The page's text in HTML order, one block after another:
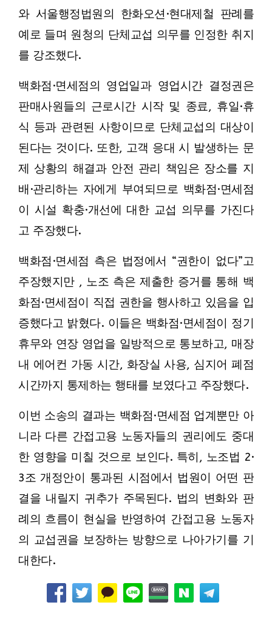
와 서울행정법원의 한화오션·현대제철 판례를
예로 들며 원청의 단체교섭 의무를 인정한 취지
를 강조했다.
백화점·면세점의 영업일과 영업시간 결정권은
판매사원들의 근로시간 시작 및 종료, 휴일·휴
식 등과 관련된 사항이므로 단체교섭의 대상이
된다는 것이다. 또한, 고객 응대 시 발생하는 문
제 상황의 해결과 안전 관리 책임은 장소를 지
배·관리하는 자에게 부여되므로 백화점·면세점
이 시설 확충·개선에 대한 교섭 의무를 가진다
고 주장했다.
백화점·면세점 측은 법정에서 “권한이 없다”고
주장했지만 , 노조 측은 제출한 증거를 통해 백
화점·면세점이 직접 권한을 행사하고 있음을 입
증했다고 밝혔다. 이들은 백화점·면세점이 정기
휴무와 연장 영업을 일방적으로 통보하고, 매장
내 에어컨 가동 시간, 화장실 사용, 심지어 폐점
시간까지 통제하는 행태를 보였다고 주장했다.
이번 소송의 결과는 백화점·면세점 업계뿐만 아
니라 다른 간접고용 노동자들의 권리에도 중대
한 영향을 미칠 것으로 보인다. 특히, 노조법 2·
3조 개정안이 통과된 시점에서 법원이 어떤 판
결을 내릴지 귀추가 주목된다. 법의 변화와 판
례의 흐름이 현실을 반영하여 간접고용 노동자
의 교섭권을 보장하는 방향으로 나아가기를 기
대한다.